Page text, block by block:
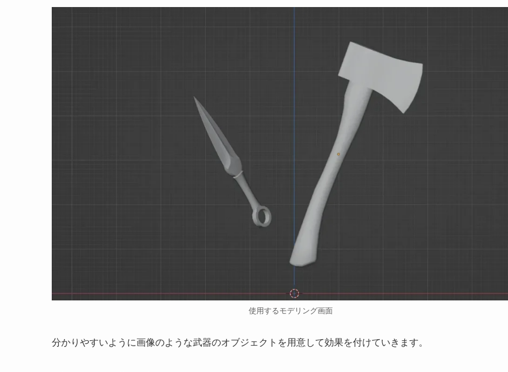
使用するモデリング画面
分かりやすいように画像のような武器のオブジェクトを用意して効果を付けていきます。